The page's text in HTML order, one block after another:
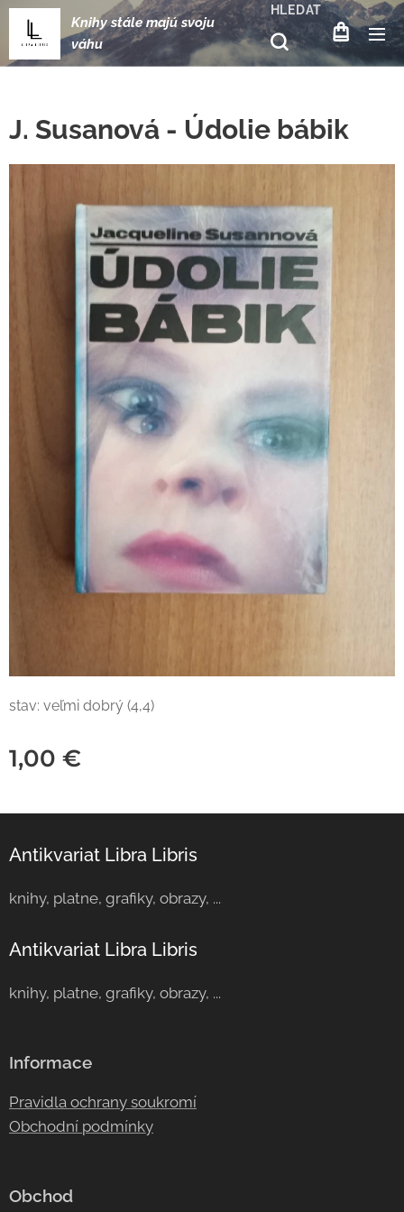
Knihy stále majú svoju
váhu
HLEDAT
J. Susanová - Údolie bábik
stav: veľmi dobrý (4,4)
1,00 €
Antikvariat Libra Libris
knihy, platne, grafiky, obrazy, ...
Antikvariat Libra Libris
knihy, platne, grafiky, obrazy, ...
Informace
Pravidla ochrany soukromí
Obchodní podmínky
Obchod